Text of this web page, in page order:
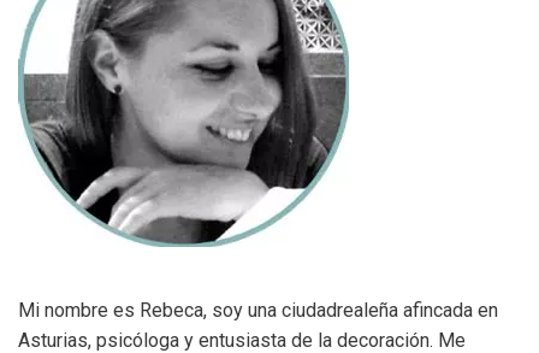
Mi nombre es Rebeca, soy una ciudadrealeña afincada en
Asturias, psicóloga y entusiasta de la decoración. Me